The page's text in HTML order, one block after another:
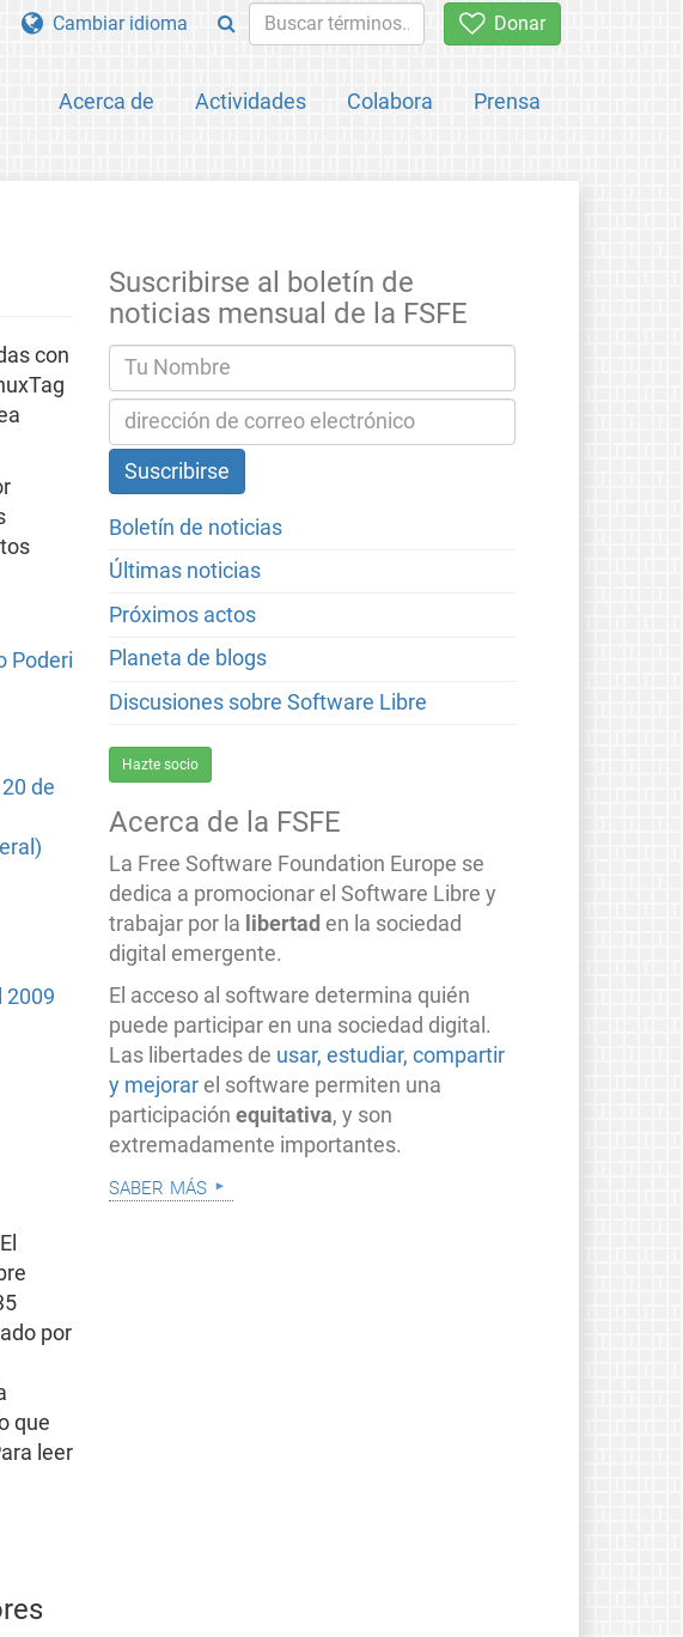
Donar
Acerca de Actividades Colabora Prensa
Cambiar idioma
con
Poderi
de
2009
por
que
leer
Suscribirse al boletín de
noticias mensual de la FSFE
Boletín de noticias
Últimas noticias
Próximos actos
Planeta de blogs
Discusiones sobre Software Libre
Hazte socio
Acerca de la FSFE
La Free Software Foundation Europe se
dedica a promocionar el Software Libre y
trabajar por la libertad en la sociedad
digital emergente.
El acceso al software determina quién
puede participar en una sociedad digital.
Las libertades de usar, estudiar, compartir
y mejorar el software permiten una
participaciónequitativa, y son
extremadamente importantes.
saber más